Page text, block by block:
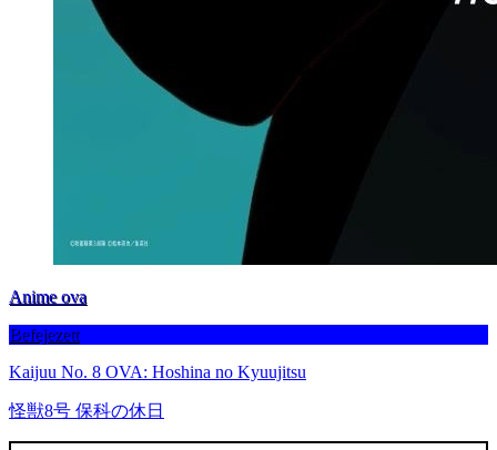
Anime ova
Befejezett
Kaijuu No. 8 OVA: Hoshina no Kyuujitsu
怪獣8号 保科の休日